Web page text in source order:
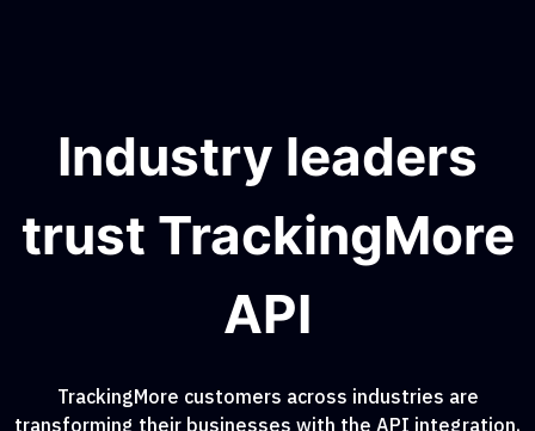
Industry leaders
trust TrackingMore
API
TrackingMore customers across industries are
transforming their businesses with the API integration.